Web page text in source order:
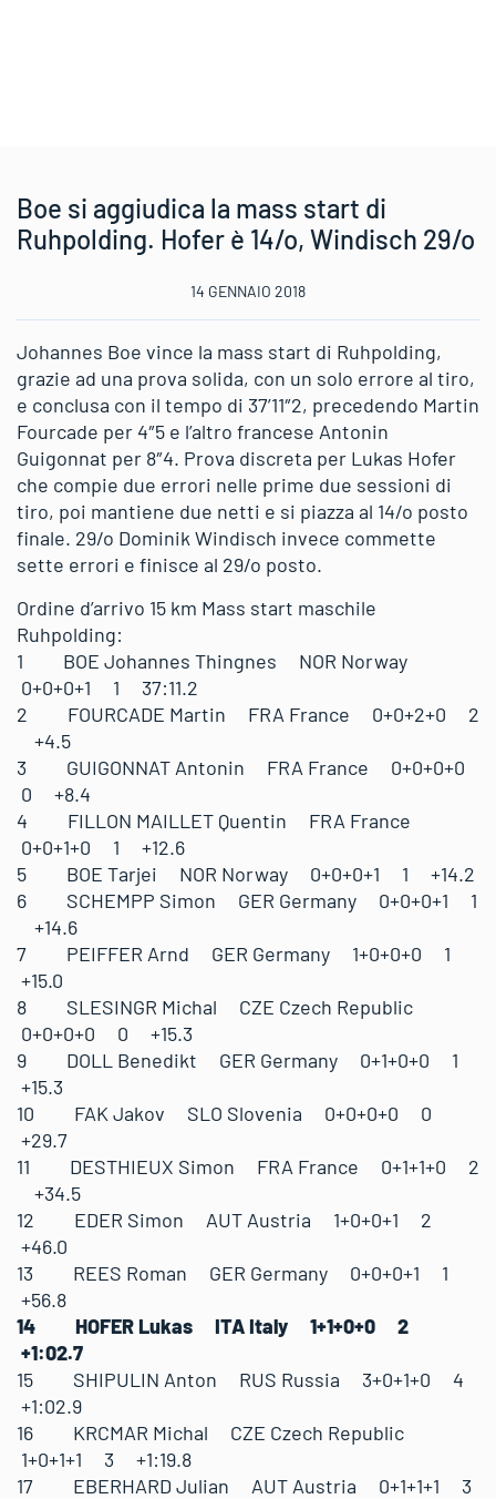
Boe si aggiudica la mass start di
Ruhpolding. Hofer è 14/o, Windisch 29/o
14 GENNAIO 2018
Johannes Boe vince la mass start di Ruhpolding,
grazie ad una prova solida, con un solo errore al tiro,
e conclusa con il tempo di 37’11″2, precedendo Martin
Fourcade per 4″5 e l’altro francese Antonin
Guigonnat per 8″4. Prova discreta per Lukas Hofer
che compie due errori nelle prime due sessioni di
tiro, poi mantiene due netti e si piazza al 14/o posto
finale. 29/o Dominik Windisch invece commette
sette errori e finisce al 29/o posto.
Ordine d’arrivo 15 km Mass start maschile
Ruhpolding:
1 BOE Johannes Thingnes NOR Norway
0+0+0+1 1 37:11.2
2 FOURCADE Martin FRA France 0+0+2+0 2
+4.5
3 GUIGONNAT Antonin FRA France 0+0+0+0
0 +8.4
4 FILLON MAILLET Quentin FRA France
0+0+1+0 1 +12.6
5 BOE Tarjei NOR Norway 0+0+0+1 1 +14.2
6 SCHEMPP Simon GER Germany 0+0+0+1 1
+14.6
7 PEIFFER Arnd GER Germany 1+0+0+0 1
+15.0
8 SLESINGR Michal CZE Czech Republic
0+0+0+0 0 +15.3
9 DOLL Benedikt GER Germany 0+1+0+0 1
+15.3
10 FAK Jakov SLO Slovenia 0+0+0+0 0
+29.7
11 DESTHIEUX Simon FRA France 0+1+1+0 2
+34.5
12 EDER Simon AUT Austria 1+0+0+1 2
+46.0
13 REES Roman GER Germany 0+0+0+1 1
+56.8
14 HOFER Lukas ITA Italy 1+1+0+0 2
+1:02.7
15 SHIPULIN Anton RUS Russia 3+0+1+0 4
+1:02.9
16 KRCMAR Michal CZE Czech Republic
1+0+1+1 3 +1:19.8
17 EBERHARD Julian AUT Austria 0+1+1+1 3